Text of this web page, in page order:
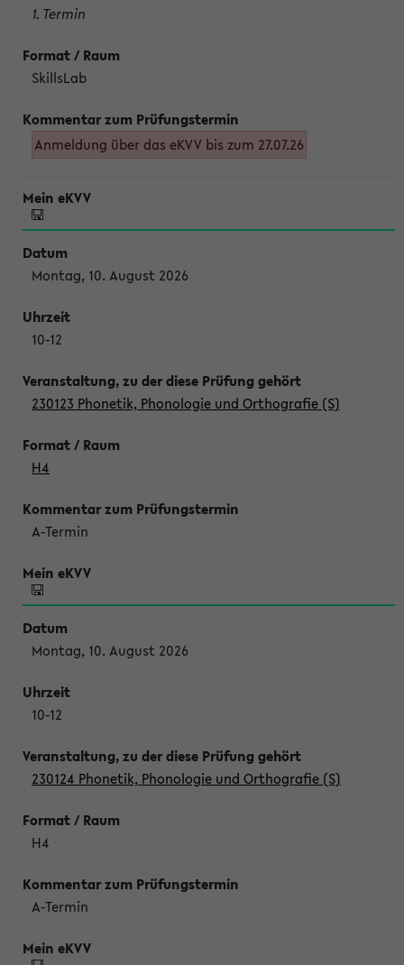
1. Termin
SkillsLab
Anmeldung über das eKVV bis zum 27.07.26
Montag, 10. August 2026
10-12
230123 Phonetik, Phonologie und Orthografie (S)
H4
A-Termin
Montag, 10. August 2026
10-12
230124 Phonetik, Phonologie und Orthografie (S)
H4
A-Termin